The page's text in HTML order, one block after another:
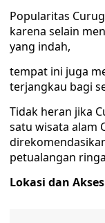
Popularitas
karena selain
yang indah,
tempat ini juga
terjangkau bagi
Tidak heran jika
satu wisata alam
petualangan
Lokasi dan